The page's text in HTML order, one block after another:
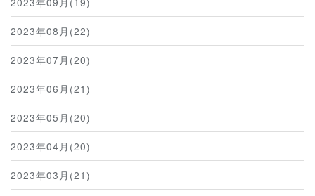
2023年08月(22)
2023年07月(20)
2023年06月(21)
2023年05月(20)
2023年04月(20)
2023年03月(21)